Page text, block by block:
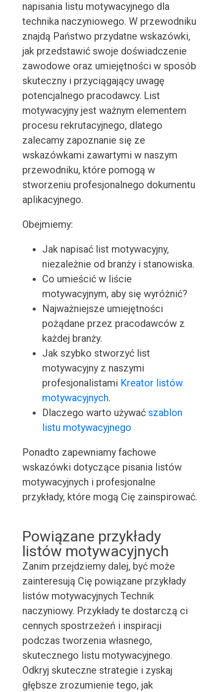
napisania listu motywacyjnego dla
technika naczyniowego. W przewodniku
znajdą Państwo przydatne wskazówki,
jak przedstawić swoje doświadczenie
zawodowe oraz umiejętności w sposób
skuteczny i przyciągający uwagę
potencjalnego pracodawcy. List
motywacyjny jest ważnym elementem
procesu rekrutacyjnego, dlatego
zalecamy zapoznanie się ze
wskazówkami zawartymi w naszym
przewodniku, które pomogą w
stworzeniu profesjonalnego dokumentu
aplikacyjnego.
Obejmiemy:
Jak napisać list motywacyjny,
niezależnie od branży i stanowiska.
Co umieścić w liście
motywacyjnym, aby się wyróżnić?
Najważniejsze umiejętności
pożądane przez pracodawców z
każdej branży.
Jak szybko stworzyć list
motywacyjny z naszymi
profesjonalistami Kreator listów
motywacyjnych.
Dlaczego warto używać szablon
listu motywacyjnego
Ponadto zapewniamy fachowe
wskazówki dotyczące pisania listów
motywacyjnych i profesjonalne
przykłady, które mogą Cię zainspirować.
Powiązane przykłady
listów motywacyjnych
Zanim przejdziemy dalej, być może
zainteresują Cię powiązane przykłady
listów motywacyjnych Technik
naczyniowy. Przykłady te dostarczą ci
cennych spostrzeżeń i inspiracji
podczas tworzenia własnego,
skutecznego listu motywacyjnego.
Odkryj skuteczne strategie i zyskaj
głębsze zrozumienie tego, jak